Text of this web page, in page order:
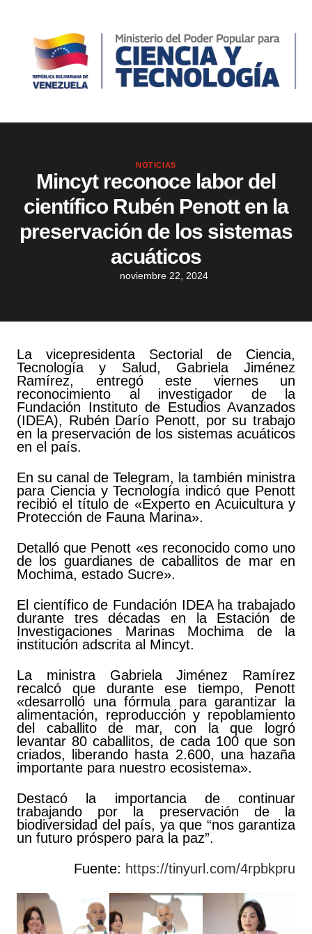
NOTICIAS
Mincyt reconoce labor del
científico Rubén Penott en la
preservación de los sistemas
acuáticos
noviembre 22, 2024
La vicepresidenta Sectorial de Ciencia,
Tecnología y Salud, Gabriela Jiménez
Ramírez, entregó este viernes un
reconocimiento al investigador de la
Fundación Instituto de Estudios Avanzados
(IDEA), Rubén Darío Penott, por su trabajo
en la preservación de los sistemas acuáticos
en el país.
En su canal de Telegram, la también ministra
para Ciencia y Tecnología indicó que Penott
recibió el título de «Experto en Acuicultura y
Protección de Fauna Marina».
Detalló que Penott «es reconocido como uno
de los guardianes de caballitos de mar en
Mochima, estado Sucre».
El científico de Fundación IDEA ha trabajado
durante tres décadas en la Estación de
Investigaciones Marinas Mochima de la
institución adscrita al Mincyt.
La ministra Gabriela Jiménez Ramírez
recalcó que durante ese tiempo, Penott
«desarrolló una fórmula para garantizar la
alimentación, reproducción y repoblamiento
del caballito de mar, con la que logró
levantar 80 caballitos, de cada 100 que son
criados, liberando hasta 2.600, una hazaña
importante para nuestro ecosistema».
Destacó la importancia de continuar
trabajando por la preservación de la
biodiversidad del país, ya que “nos garantiza
un futuro próspero para la paz”.
Fuente: https://tinyurl.com/4rpbkpru